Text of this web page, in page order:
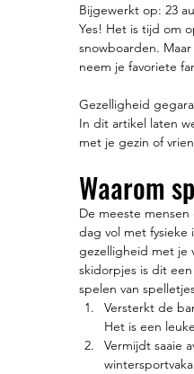
Bijgewerkt op: 23
Yes! Het is tijd om
snowboarden.
neem je favoriete
Gezelligheid
In dit artikel laten
met je gezin of
Waarom
De meeste
dag vol met
gezelligheid met je
skidorpjes is dit
spelen van
Versterkt de
Het is een
Vermijdt saaie